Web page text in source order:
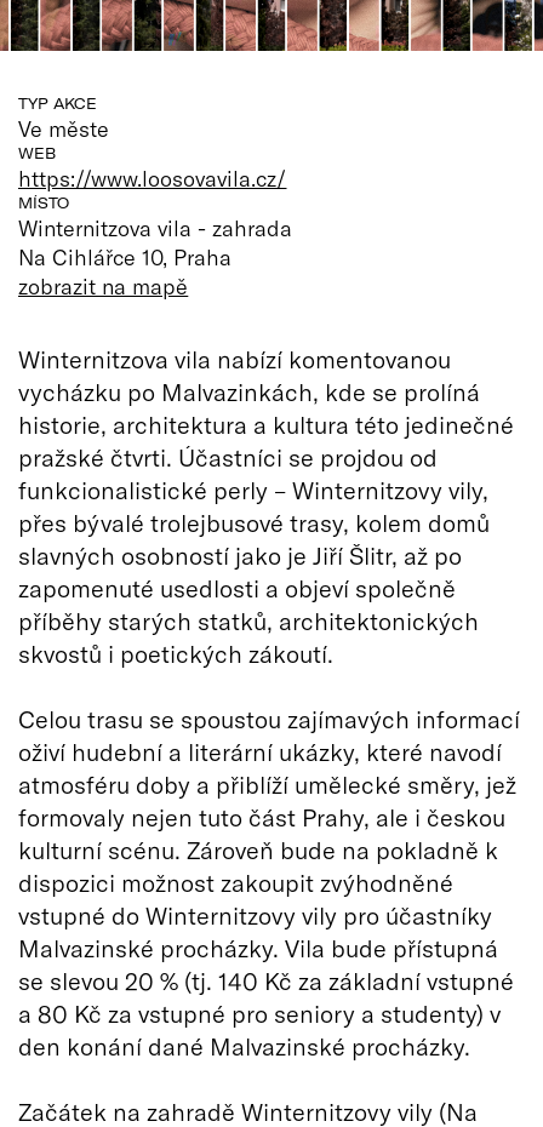
TYP AKCE
Ve měste
WEB
https://www.loosovavila.cz/
MÍSTO
Winternitzova vila - zahrada
Na Cihlářce 10, Praha
zobrazit na mapě
Winternitzova vila nabízí komentovanou
vycházku po Malvazinkách, kde se prolíná
historie, architektura a kultura této jedinečné
pražské čtvrti. Účastníci se projdou od
funkcionalistické perly – Winternitzovy vily,
přes bývalé trolejbusové trasy, kolem domů
slavných osobností jako je Jiří Šlitr, až po
zapomenuté usedlosti a objeví společně
příběhy starých statků, architektonických
skvostů i poetických zákoutí.
Celou trasu se spoustou zajímavých informací
oživí hudební a literární ukázky, které navodí
atmosféru doby a přiblíží umělecké směry, jež
formovaly nejen tuto část Prahy, ale i českou
kulturní scénu. Zároveň bude na pokladně k
dispozici možnost zakoupit zvýhodněné
vstupné do Winternitzovy vily pro účastníky
Malvazinské procházky. Vila bude přístupná
se slevou 20 % (tj. 140 Kč za základní vstupné
a 80 Kč za vstupné pro seniory a studenty) v
den konání dané Malvazinské procházky.
Začátek na zahradě Winternitzovy vily (Na